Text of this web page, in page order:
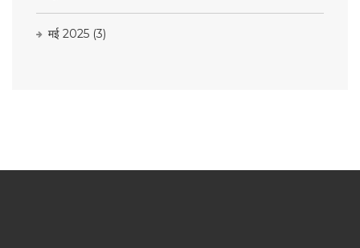
मई 2025 (3)